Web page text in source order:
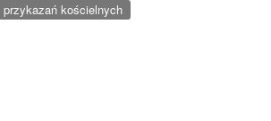
przykazań kościelnych